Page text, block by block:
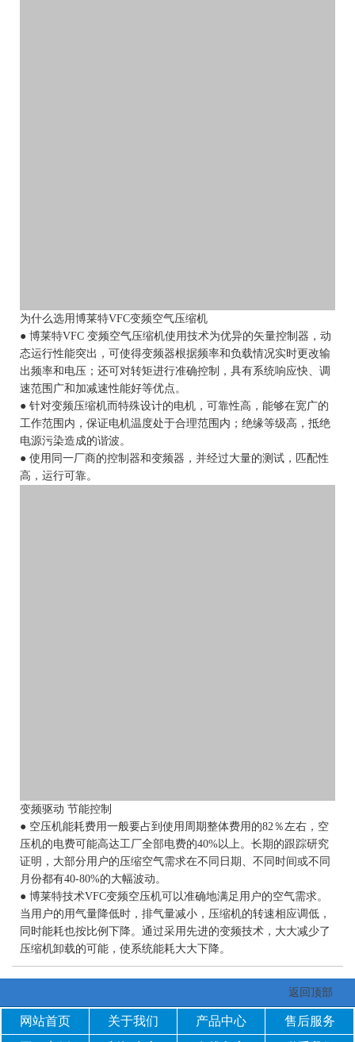
为什么选用博莱特VFC变频空气压缩机
● 博莱特VFC 变频空气压缩机使用技术为优异的矢量控制器，动
态运行性能突出，可使得变频器根据频率和负载情况实时更改输
出频率和电压；还可对转矩进行准确控制，具有系统响应快、调
速范围广和加减速性能好等优点。
● 针对变频压缩机而特殊设计的电机，可靠性高，能够在宽广的
工作范围内，保证电机温度处于合理范围内；绝缘等级高，抵绝
电源污染造成的谐波。
● 使用同一厂商的控制器和变频器，并经过大量的测试，匹配性
高，运行可靠。
变频驱动 节能控制
● 空压机能耗费用一般要占到使用周期整体费用的82％左右，空
压机的电费可能高达工厂全部电费的40%以上。长期的跟踪研究
证明，大部分用户的压缩空气需求在不同日期、不同时间或不同
月份都有40-80%的大幅波动。
● 博莱特技术VFC变频空压机可以准确地满足用户的空气需求。
当用户的用气量降低时，排气量减小，压缩机的转速相应调低，
同时能耗也按比例下降。通过采用先进的变频技术，大大减少了
压缩机卸载的可能，使系统能耗大大下降。
返回顶部
网站首页 关于我们 产品中心
售后服务